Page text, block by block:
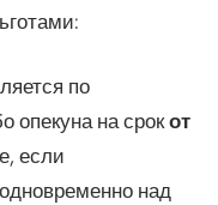
по
опекуна на срокот
если
над